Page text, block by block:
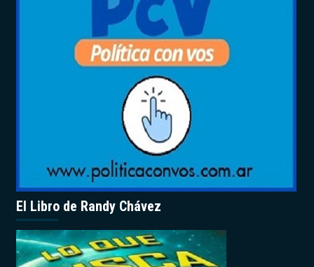
El Libro de Randy Chávez